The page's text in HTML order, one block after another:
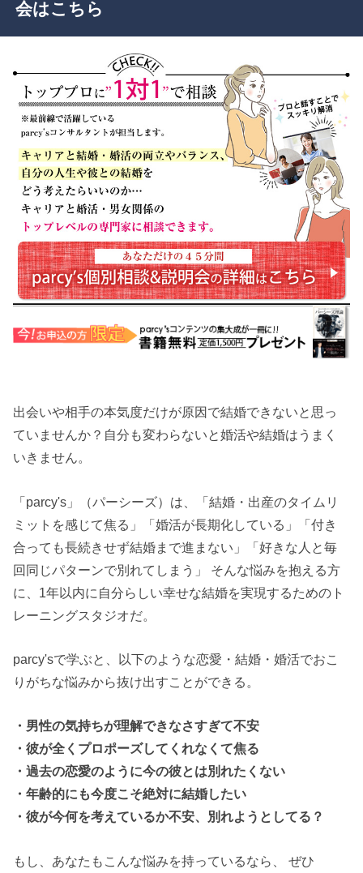
会はこちら
出会いや相手の本気度だけが原因で結婚できないと思っ
ていませんか？自分も変わらないと婚活や結婚はうまく
いきません。
「parcy's」（パーシーズ）は、「結婚・出産のタイムリ
ミットを感じて焦る」「婚活が長期化している」「付き
合っても長続きせず結婚まで進まない」「好きな人と毎
回同じパターンで別れてしまう」 そんな悩みを抱える方
に、1年以内に自分らしい幸せな結婚を実現するためのト
レーニングスタジオだ。
parcy'sで学ぶと、以下のような恋愛・結婚・婚活でおこ
りがちな悩みから抜け出すことができる。
・男性の気持ちが理解できなさすぎて不安
・彼が全くプロポーズしてくれなくて焦る
・過去の恋愛のように今の彼とは別れたくない
・年齢的にも今度こそ絶対に結婚したい
・彼が今何を考えているか不安、別れようとしてる？
もし、あなたもこんな悩みを持っているなら、 ぜひ